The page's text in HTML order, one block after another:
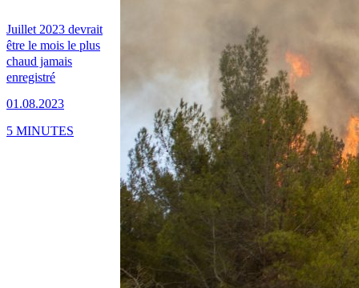
Juillet 2023 devrait
être le mois le plus
chaud jamais
enregistré
01.08.2023
5 MINUTES